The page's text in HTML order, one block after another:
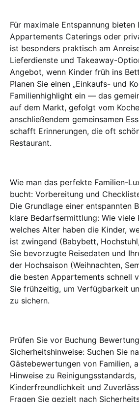
Für maximale Entspannung bieten
Appartements Caterings oder
ist besonders praktisch am
Lieferdienste und Takeaway-
Angebot, wenn Kinder früh ins
Planen Sie einen „Einkaufs- und
Familienhighlight ein — das
auf dem Markt, gefolgt vom
anschließendem gemeinsamen
schafft Erinnerungen, die oft
Restaurant.
Wie man das perfekte Familien-
bucht: Vorbereitung und
Die Grundlage einer entspannten
klare Bedarfsermittlung: Wie viele
welches Alter haben die Kinder,
ist zwingend (Babybett,
Sie bevorzugte Reisedaten und
der Hochsaison (Weihnachten,
die besten Appartements schnell
Sie frühzeitig, um Verfügbarkeit
zu sichern.
Prüfen Sie vor Buchung
Sicherheitshinweise: Suchen Sie
Gästebewertungen von Familien,
Hinweise zu Reinigungsstandards,
Kinderfreundlichkeit und
Fragen Sie gezielt nach